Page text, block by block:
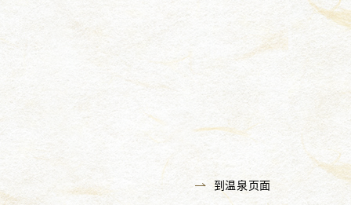
到温泉页面